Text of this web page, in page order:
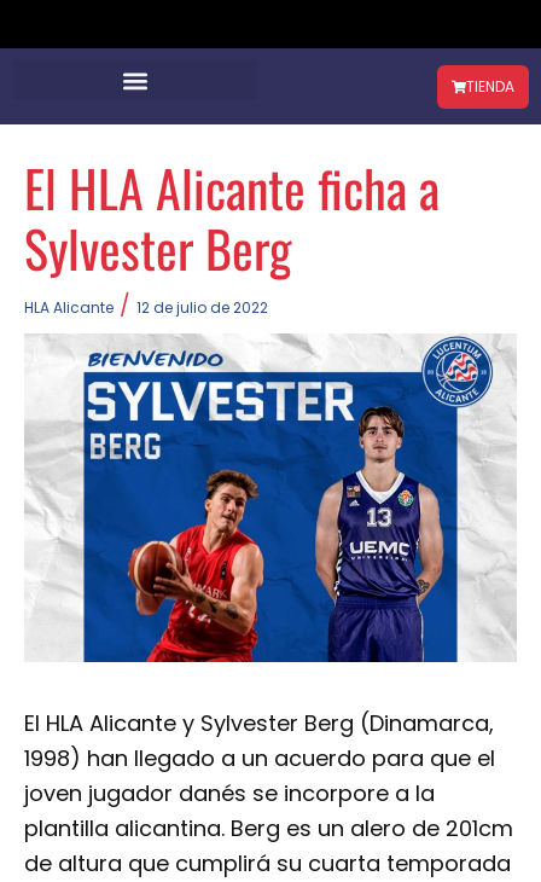
TIENDA
El HLA Alicante ficha a
Sylvester Berg
HLA Alicante / 12 de julio de 2022
El HLA Alicante y Sylvester Berg (Dinamarca,
1998) han llegado a un acuerdo para que el
joven jugador danés se incorpore a la
plantilla alicantina. Berg es un alero de 201cm
de altura que cumplirá su cuarta temporada